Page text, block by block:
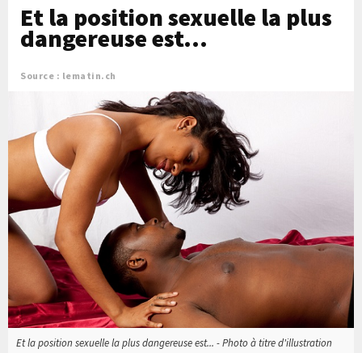
Et la position sexuelle la plus
dangereuse est...
Source : lematin.ch
Et la position sexuelle la plus dangereuse est... - Photo à titre d'illustration